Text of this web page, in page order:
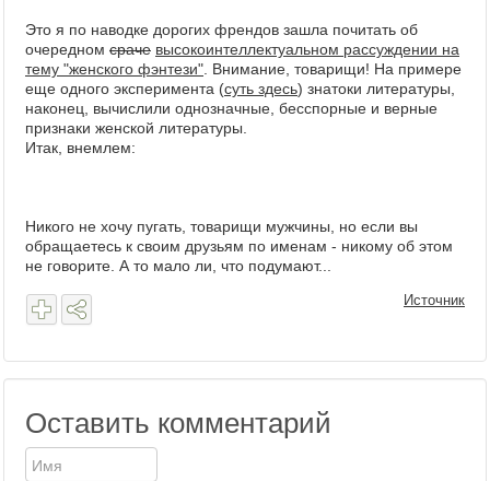
Это я по наводке дорогих френдов зашла почитать об
очередном сраче высокоинтеллектуальном рассуждении на
тему "женского фэнтези" . Внимание, товарищи! На примере
еще одного эксперимента (суть здесь) знатоки литературы,
наконец, вычислили однозначные, бесспорные и верные
признаки женской литературы.
Итак, внемлем:
Никого не хочу пугать, товарищи мужчины, но если вы
обращаетесь к своим друзьям по именам - никому об этом
не говорите. А то мало ли, что подумают...
Источник
Оставить комментарий